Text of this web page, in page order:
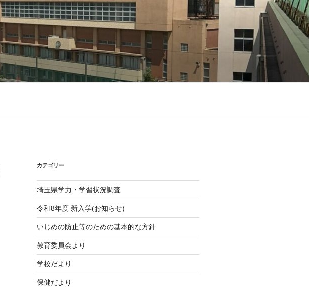
カテゴリー
埼玉県学力・学習状況調査
令和8年度 新入学(お知らせ)
いじめの防止等のための基本的な方針
教育委員会より
学校だより
保健だより